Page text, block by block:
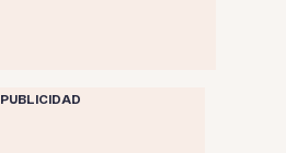
PUBLICIDAD